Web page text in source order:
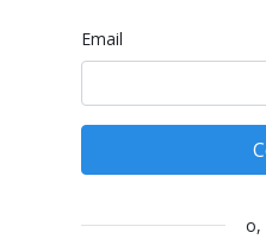
Email
o,